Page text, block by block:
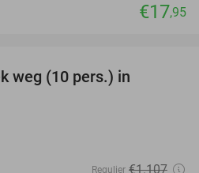
€17,95
weg (10 pers.) in
Regulier €1.107